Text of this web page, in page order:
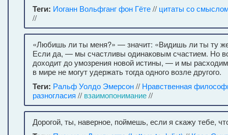
Теги: Иоганн Вольфганг фон Гёте// цитаты со
//
«Любишь ли ты меня?» — значит: «Видишь ли ты ту
Если да, — мы счастливы одинаковым счастием. Но
доходит до умозрения новой истины, — и мы
в мире не могут удержать тогда одного возле другого.
Теги: Ральф Уолдо Эмерсон// Нравственная
разногласия // взаимопонимание//
Дорогой, ты, наверное, поймешь, если я скажу тебе,